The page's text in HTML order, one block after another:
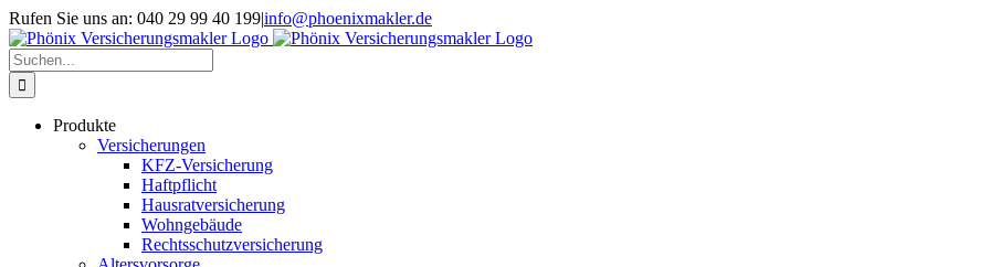
Skip
to
content
Rufen Sie uns an: 040 29 99 40 199|info@phoenixmakler.de
Suche
nach:
Produkte
Versicherungen
KFZ-Versicherung
Haftpflicht
Hausratversicherung
Wohngebäude
Rechtsschutzversicherung